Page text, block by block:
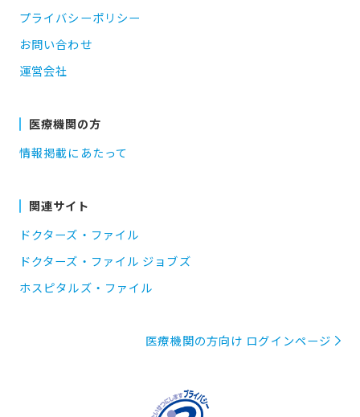
プライバシーポリシー
お問い合わせ
運営会社
医療機関の方
情報掲載にあたって
関連サイト
ドクターズ・ファイル
ドクターズ・ファイル ジョブズ
ホスピタルズ・ファイル
医療機関の方向け ログインページ